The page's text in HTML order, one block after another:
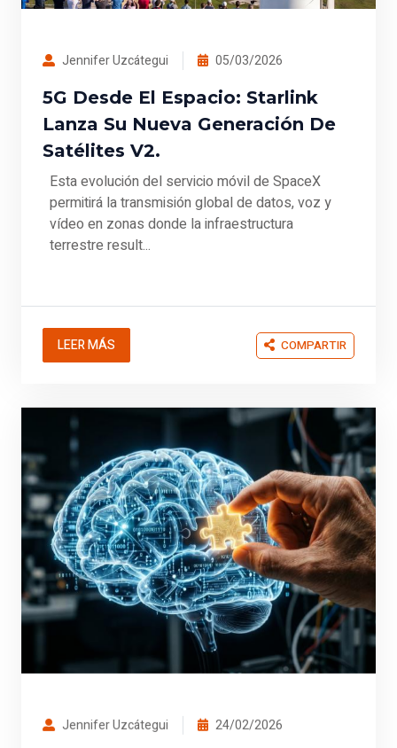
Jennifer Uzcátegui 05/03/2026
5G Desde El Espacio: Starlink
Lanza Su Nueva Generación De
Satélites V2.
Esta evolución del servicio móvil de SpaceX
permitirá la transmisión global de datos, voz y
vídeo en zonas donde la infraestructura
terrestre result...
LEER MÁS COMPARTIR
Jennifer Uzcátegui 24/02/2026